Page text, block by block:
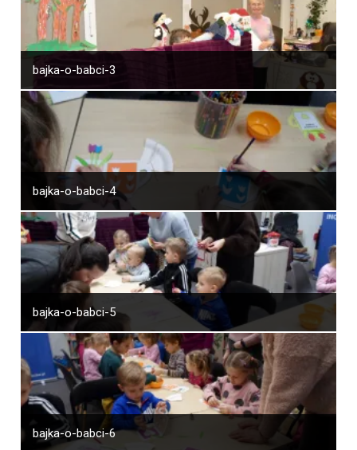
bajka-o-babci-3
bajka-o-babci-4
bajka-o-babci-5
bajka-o-babci-6